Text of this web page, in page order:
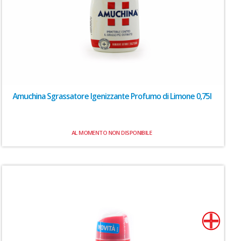
Amuchina Sgrassatore Igenizzante Profumo di Limone 0,75l
AL MOMENTO NON DISPONIBILE